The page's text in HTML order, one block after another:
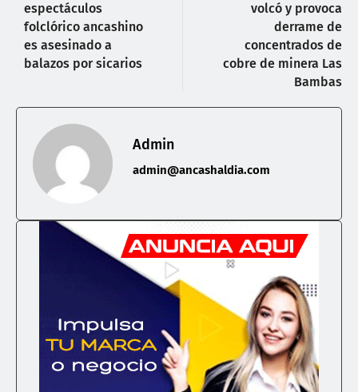
espectáculos
folclórico ancashino
es asesinado a
balazos por sicarios
volcó y provoca
derrame de
concentrados de
cobre de minera Las
Bambas
Admin
admin@ancashaldia.com